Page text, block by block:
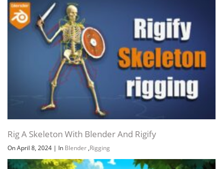
Rig A Skeleton With Blender And Rigify
On April 8, 2024 | In Blender ,Rigging